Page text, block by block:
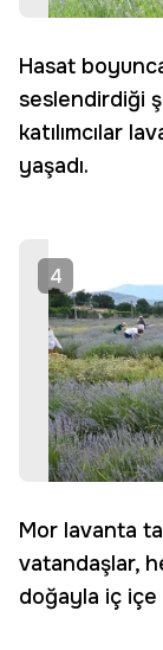
Hasat
seslendirdiği
katılımcılar
yaşadı.
4
Mor lavanta
vatandaşlar,
doğayla iç